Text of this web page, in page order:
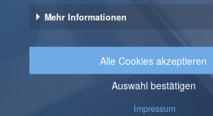
Abteilungen dazu in der Lage, sich
neues Wissen zu vermitteln und auf
voneinander zu lernen. Leider wird in
Unternehmen trotzdem noch die